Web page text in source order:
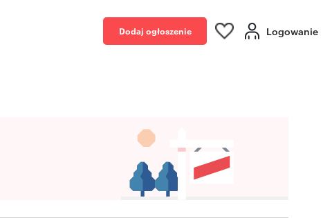
Dodaj ogłoszenie Logowanie